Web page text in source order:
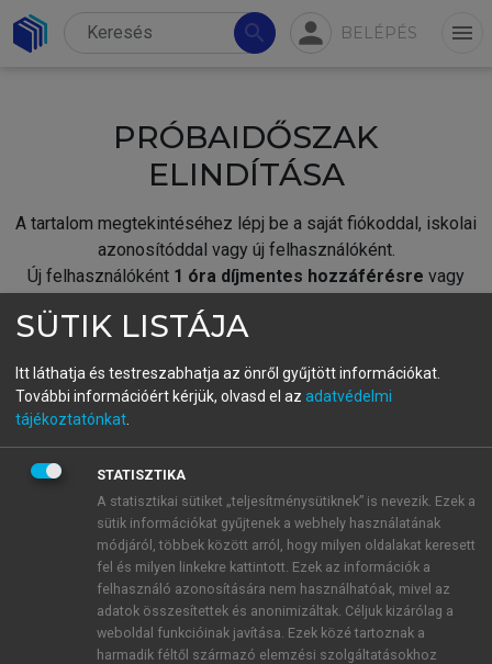
search person BELÉPÉS menu
PRÓBAIDŐSZAK
ELINDÍTÁSA
A tartalom megtekintéséhez lépj be a saját fiókoddal, iskolai
azonosítóddal vagy új felhasználóként.
Új felhasználóként 1 óra díjmentes hozzáférésre vagy
fiókoddal,vagy hozz létre új fiókot.
A regisztráció után apróbaidőszakautomatikusan
BELÉPÉS SAJÁT FIÓKKAL
ÚJ FIÓK LÉTREHOZÁSA
1 óra díjmentes hozzáférés
E-MAIL-CÍM
SÜTIK LISTÁJA
Itt láthatja és testreszabhatja az önről gyűjtött információkat.
További információért kérjük, olvasd el az adatvédelmi
tájékoztatónkat
STATISZTIKA
A statisztikai sütiket „teljesítménysütiknek” is nevezik. Ezek a
sütik információkat gyűjtenek a webhely használatának
módjáról, többek között arról, hogy milyen oldalakat keresett
fel és milyen linkekre kattintott. Ezek az információk a
felhasználó azonosítására nem használhatóak, mivel az
adatok összesítettek és anonimizáltak. Céljuk kizárólag a
weboldal funkcióinak javítása. Ezek közé tartoznak a
harmadik féltől származó elemzési szolgáltatásokhoz